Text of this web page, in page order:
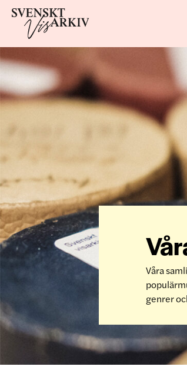
Våra
genrer